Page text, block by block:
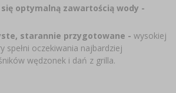
optymalną zawartością wody -
starannie przygotowane - wysokiej
spełni oczekiwania najbardziej
wędzonek i dań z grilla.